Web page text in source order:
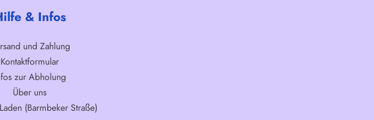
& Infos
und Zahlung
Kontaktformular
zur Abholung
Über uns
(Barmbeker Straße)